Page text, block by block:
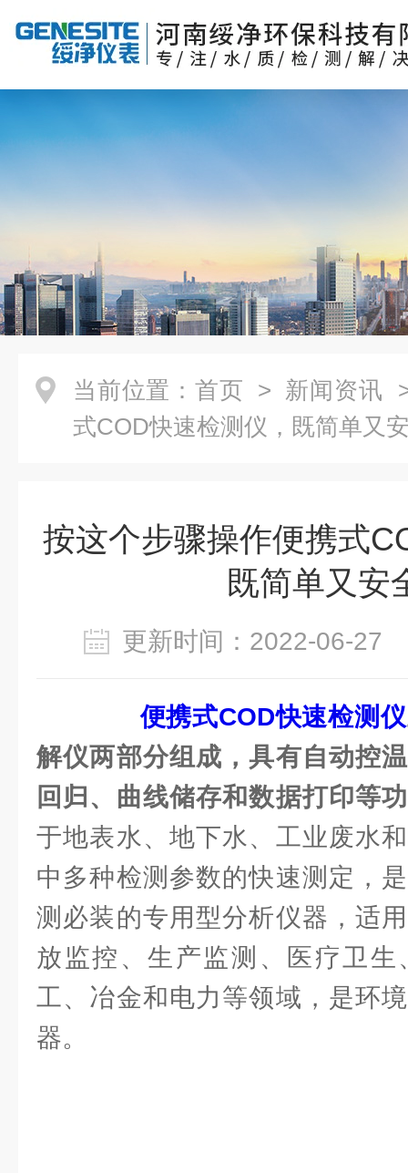
当前位置： 首页 > 新闻资讯
式COD快速检测仪，既简单又
按这个步骤操作便携式
既简单又安
更新时间：2022-06-
便携式COD快速检测仪
解仪两部分组成，具有自动控
回归、曲线储存和数据打印等
于地表水、地下水、工业废水
中多种检测参数的快速测定，
测必装的专用型分析仪器，适
放监控、生产监测、医疗卫
工、冶金和电力等领域，是环
器。